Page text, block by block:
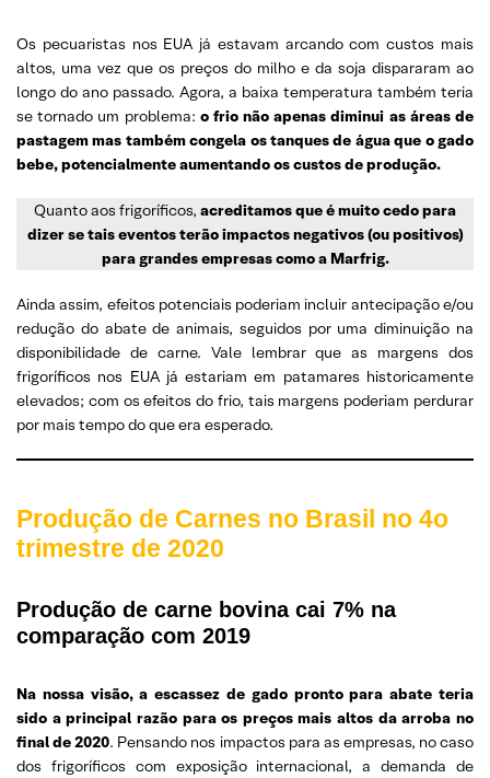
Os pecuaristas nos EUA já estavam arcando com custos mais
altos, uma vez que os preços do milho e da soja dispararam ao
longo do ano passado. Agora, a baixa temperatura também teria
se tornado um problema: o frio não apenas diminui as áreas de
pastagem mas também congela os tanques de água que o gado
bebe, potencialmente aumentando os custos de produção.
Quanto aos frigoríficos, acreditamos que é muito cedo para
dizer se tais eventos terão impactos negativos (ou positivos)
para grandes empresas como a Marfrig.
Ainda assim, efeitos potenciais poderiam incluir antecipação e/ou
redução do abate de animais, seguidos por uma diminuição na
disponibilidade de carne. Vale lembrar que as margens dos
frigoríficos nos EUA já estariam em patamares historicamente
elevados; com os efeitos do frio, tais margens poderiam perdurar
por mais tempo do que era esperado.
Produção de Carnes no Brasil no 4o
trimestre de 2020
Produção de carne bovina cai 7% na
comparação com 2019
Na nossa visão, a escassez de gado pronto para abate teria
sido a principal razão para os preços mais altos da arroba no
final de 2020. Pensando nos impactos para as empresas, no caso
dos frigoríficos com exposição internacional, a demanda de